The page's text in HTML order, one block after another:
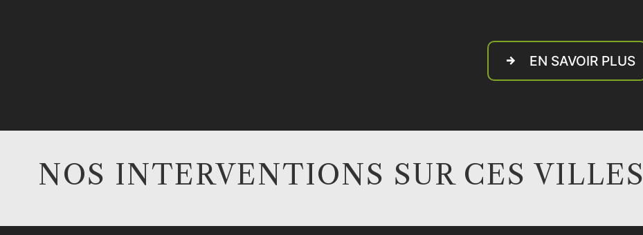
EN SAVOIR PLUS
NOS INTERVENTIONS SUR CES VILLES